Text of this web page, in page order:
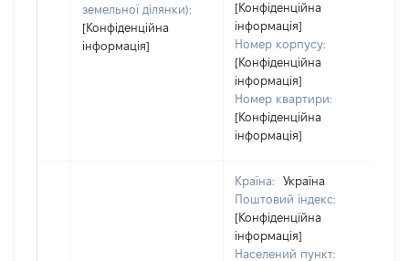
земельної ділянки):
[Конфіденційна
інформація]
[Конфіденційна
інформація]
Номер корпусу:
[Конфіденційна
інформація]
Номер квартири:
[Конфіденційна
інформація]
Країна:
Україна
Поштовий індекс:
[Конфіденційна
інформація]
Населений пункт: